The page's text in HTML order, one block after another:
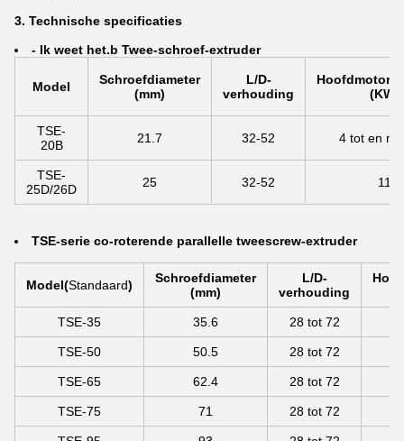
3. Technische specificaties
- Ik weet het.b Twee-schroef-extruder
Model
Schroefdiameter
(mm)
L/D-
verhouding
(KW)
TSE-
20B
21.7 32-52 4 tot en
TSE-
25D/26D
25 32-52 11
TSE-serie co-roterende parallelle tweescrew-extruder
Model(Standaard)
Schroefdiameter
(mm)
L/D-
verhouding
TSE-35 35.6 28 tot 72
TSE-50 50.5 28 tot 72
TSE-65 62.4 28 tot 72
TSE-75 71 28 tot 72